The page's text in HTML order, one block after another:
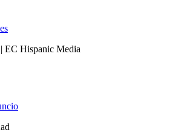
Hispanic Media